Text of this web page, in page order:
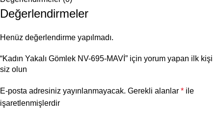
Değerlendirmeler
Henüz değerlendirme yapılmadı.
“Kadın Yakalı Gömlek NV-695-MAVİ” için yorum yapan ilk kişi
siz olun
E-posta adresiniz yayınlanmayacak. Gerekli alanlar * ile
işaretlenmişlerdir